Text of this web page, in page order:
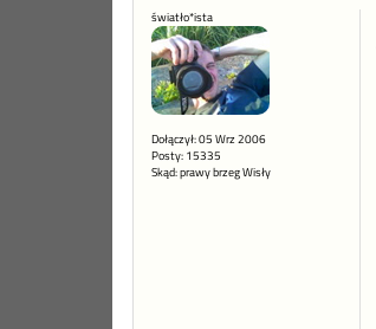
światło*ista
Dołączył: 05 Wrz 2006
Posty: 15335
Skąd: prawy brzeg Wisły